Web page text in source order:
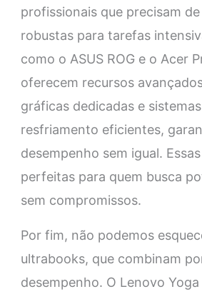
profissionais que precisam
robustas para tarefas
como o ASUS ROG e o Acer
oferecem recursos
gráficas dedicadas e
resfriamento eficientes,
desempenho sem igual.
perfeitas para quem busca
sem compromissos.
Por fim, não podemos
ultrabooks, que combinam
desempenho. O Lenovo